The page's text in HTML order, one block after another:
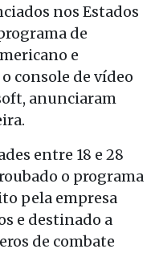
nos Estados
de
e
console de vídeo
anunciaram
entre 18 e 28
o programa
pela empresa
e destinado a
de combate